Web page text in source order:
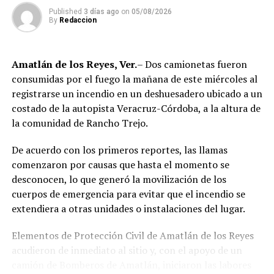
asegurados y puestos a disposición de la Fiscalía
Regional para el inicio de las investigaciones
Tras varios meses de proceso penal, el juez consideró
acreditada la responsabilidad de Anselmo “N”, Jesús “N”,
Diego “N”, Lauro Arturo “N”, Dana Natalia “N” y
Bonifacio “N”, imponiéndoles una pena de cuatro años y
nueve meses de prisión.
Los ahora sentenciados formaban parte de la Policía
Municipal de Coscomatepec durante la administración
del alcalde de Movimiento Ciudadano, Armando Reyes
Muñoz, y permanecerán recluidos en el Centro de
Reinserción Social de Mediana Seguridad de La Toma, en
Amatlán de los Reyes, donde cumplirán la condena.
Published 3 días ago on 05/08/2026
By Redaccion
Amatlán de los Reyes, Ver.– Dos camionetas fueron
consumidas por el fuego la mañana de este miércoles al
registrarse un incendio en un deshuesadero ubicado a un
costado de la autopista Veracruz-Córdoba, a la altura de
la comunidad de Rancho Trejo.
De acuerdo con los primeros reportes, las llamas
comenzaron por causas que hasta el momento se
desconocen, lo que generó la movilización de los
cuerpos de emergencia para evitar que el incendio se
extendiera a otras unidades o instalaciones del lugar.
Elementos de Protección Civil de Amatlán de los Reyes
acudieron de inmediato al sitio y, con el apoyo de un